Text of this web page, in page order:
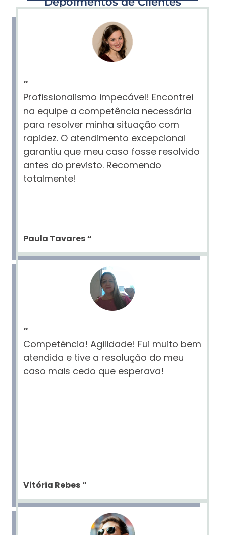
“
Profissionalismo impecável! Encontrei
na equipe a competência necessária
para resolver minha situação com
rapidez. O atendimento excepcional
garantiu que meu caso fosse resolvido
antes do previsto. Recomendo
totalmente!
Paula Tavares“
“
Competência! Agilidade! Fui muito bem
atendida e tive a resolução do meu
caso mais cedo que esperava!
Vitória Rebes“